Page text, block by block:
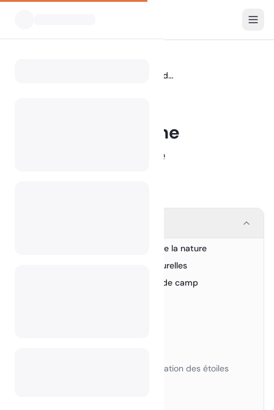
Camping Istra : Une escapade sereine
Camping Istra : Une
escapade sereine
S'immerger dans la symphonie de la nature
Trésors cachés et richesses culturelles
Délices culinaires autour du feu de camp
Améliorer l'expérience d'observation des étoiles